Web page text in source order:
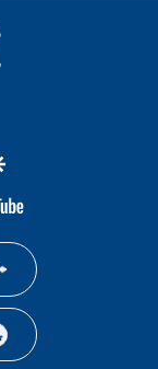
google
youtube-